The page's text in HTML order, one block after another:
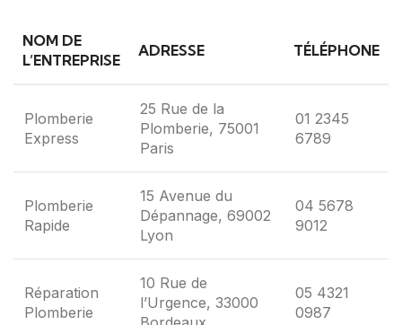
NOM DE
L’ENTREPRISE
ADRESSE TÉLÉPHONE
Plomberie
Express
25 Rue de la
Plomberie, 75001
Paris
01 2345
6789
Plomberie
Rapide
15 Avenue du
Dépannage, 69002
Lyon
04 5678
9012
Réparation
Plomberie
10 Rue de
l’Urgence, 33000
05 4321
0987